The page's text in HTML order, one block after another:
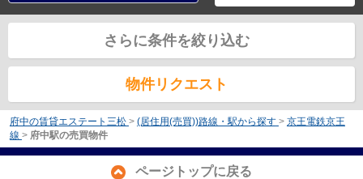
さらに条件を絞り込む
物件リクエスト
府中の賃貸エステート三松 > (居住用(売買))路線・駅から探す > 京王電鉄京王
線 > 府中駅の売買物件
ページトップに戻る